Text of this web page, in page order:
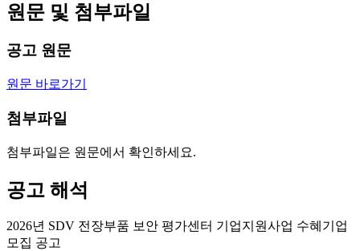
원문 및 첨부파일
공고 원문
원문 바로가기
첨부파일
첨부파일은 원문에서 확인하세요.
공고 해석
2026년 SDV 전장부품 보안 평가센터 기업지원사업 수혜기업
모집 공고